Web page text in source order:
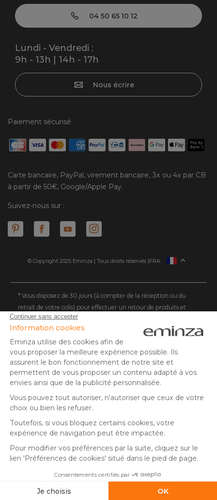
04 50 65 10 12
Lundi - Vendredi :
9h - 13h | 14h - 17h
Nous écrire
Paiement sécurisé
Carte bancaire, PayPal, virement bancaire, 3x ou 4x par CB
à partir de 50€, Google/Apple Pay.
Suivez-nous sur :
© Copyright 2025 Eminza | Tous droits réservés |
ESPAÑA
DEUTSCHLAND
NEDERLAND
DANMARK
FRA
* Vous disposez de 30 jours (à compter de la réception ou du
retrait de votre colis) pour effectuer un retour de produits et
vous faire rembourser. Hors colis volumineux
** Expédition le jour même pour toute commande passée avant
14 h (jours ouvrés - hors livraison éco)
(1) Remise de 10€ à partir de 80€ d'achat, hors frais de port. Offre
valable du 02/08/2026 au 06/08/2026 inclus, en saisissant le
code SUMMER26 lors de la commande. Offre non sécable, non
remboursable, non cumulable avec un autre code promotionnel